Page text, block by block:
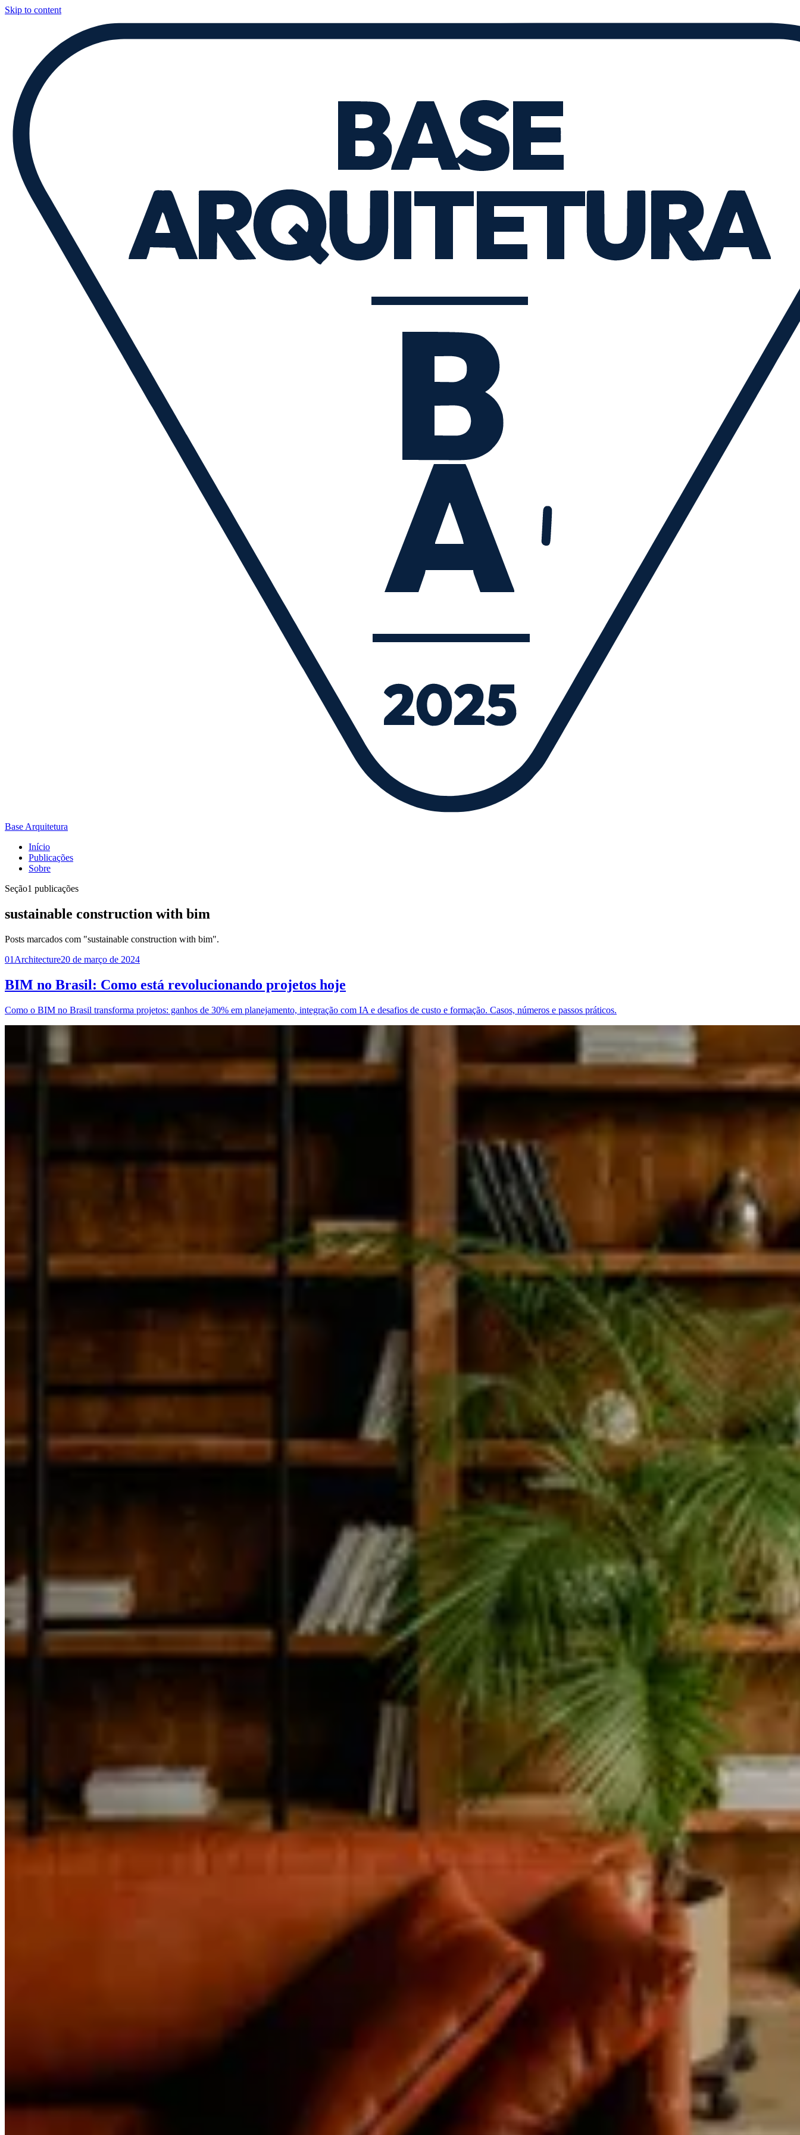
Skip to content
Base Arquitetura
Início
Publicações
Sobre
Seção1 publicações
sustainable construction with bim
Posts marcados com "sustainable construction with bim".
01 Architecture20 de março de 2024
BIM no Brasil: Como está revolucionando projetos hoje
Como o BIM no Brasil transforma projetos: ganhos de 30% em planejamento, integração com IA e desafios de custo e formação. Casos, números e passos práticos.